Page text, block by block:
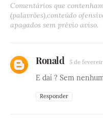
Comentários que
(palavrões),conteúdo
apagados sem prévio aviso.
Ronald 5 de
E daí ? Sem
Responder